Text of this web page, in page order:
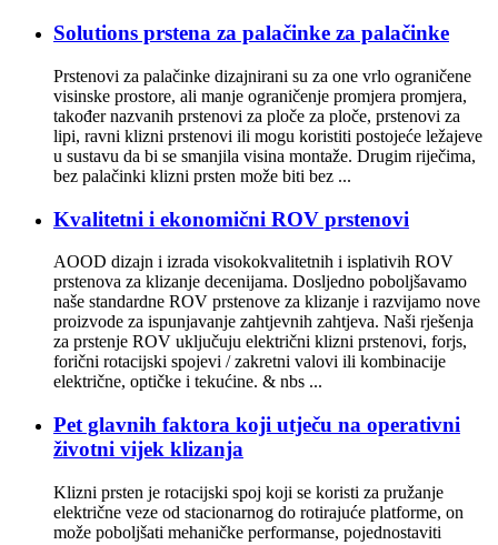
Solutions prstena za palačinke za palačinke
Prstenovi za palačinke dizajnirani su za one vrlo ograničene
visinske prostore, ali manje ograničenje promjera promjera,
također nazvanih prstenovi za ploče za ploče, prstenovi za
lipi, ravni klizni prstenovi ili mogu koristiti postojeće ležajeve
u sustavu da bi se smanjila visina montaže. Drugim riječima,
bez palačinki klizni prsten može biti bez ...
Kvalitetni i ekonomični ROV prstenovi
AOOD dizajn i izrada visokokvalitetnih i isplativih ROV
prstenova za klizanje decenijama. Dosljedno poboljšavamo
naše standardne ROV prstenove za klizanje i razvijamo nove
proizvode za ispunjavanje zahtjevnih zahtjeva. Naši rješenja
za prstenje ROV uključuju električni klizni prstenovi, forjs,
forični rotacijski spojevi / zakretni valovi ili kombinacije
električne, optičke i tekućine. & nbs ...
Pet glavnih faktora koji utječu na operativni
životni vijek klizanja
Klizni prsten je rotacijski spoj koji se koristi za pružanje
električne veze od stacionarnog do rotirajuće platforme, on
može poboljšati mehaničke performanse, pojednostaviti